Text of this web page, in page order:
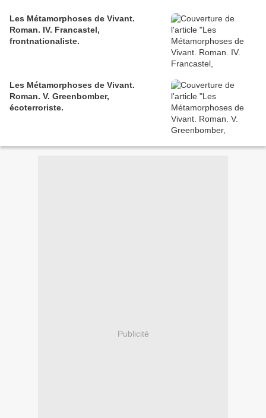
Les Métamorphoses de Vivant.
Roman. IV. Francastel,
frontnationaliste.
Les Métamorphoses de Vivant.
Roman. V. Greenbomber,
écoterroriste.
Publicité